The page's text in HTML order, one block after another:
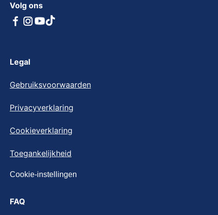
Volg ons
Legal
Gebruiksvoorwaarden
Privacyverklaring
Cookieverklaring
Toegankelijkheid
Cookie-instellingen
FAQ